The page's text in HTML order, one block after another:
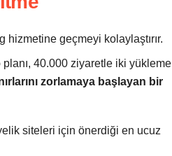
hizmetine geçmeyi kolaylaştırır.
40.000 ziyaretle iki yükleme
zorlamaya başlayan bir
siteleri için önerdiği en ucuz